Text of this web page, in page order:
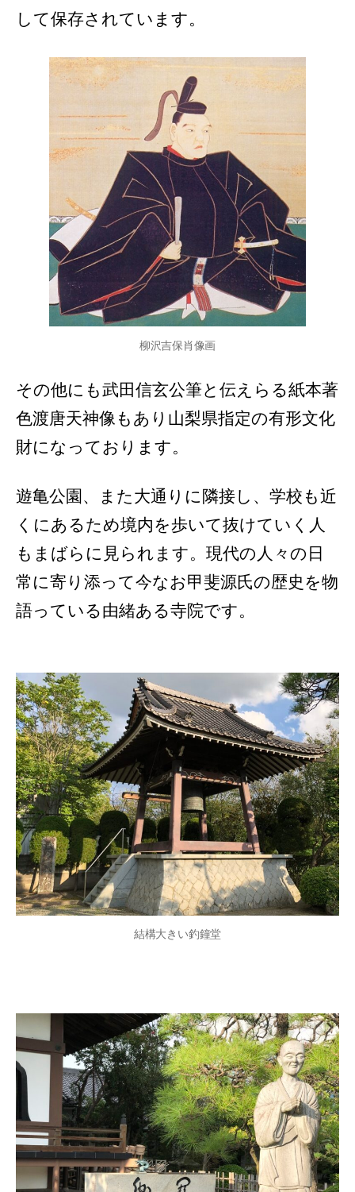
して保存されています。
柳沢吉保肖像画
その他にも武田信玄公筆と伝えらる紙本著
色渡唐天神像もあり山梨県指定の有形文化
財になっております。
遊亀公園、また大通りに隣接し、学校も近
くにあるため境内を歩いて抜けていく人
もまばらに見られます。現代の人々の日
常に寄り添って今なお甲斐源氏の歴史を物
語っている由緒ある寺院です。
結構大きい釣鐘堂